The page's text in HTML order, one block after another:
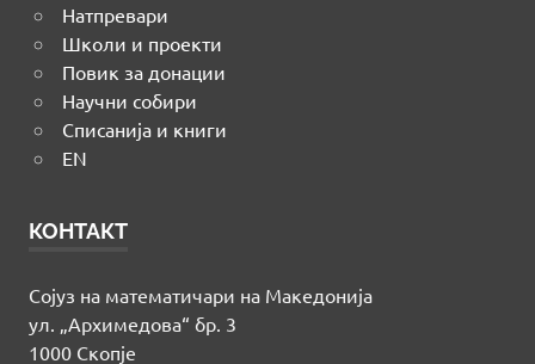
Натпревари
Школи и проекти
Повик за донации
Научни собири
Списанија и книги
EN
КОНТАКТ
Сојуз на математичари на Македонија
ул. „Архимедова“ бр. 3
1000 Скопје